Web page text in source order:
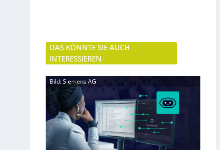
DAS KÖNNTE SIE AUCH
INTERESSIEREN
Bild: Siemens AG